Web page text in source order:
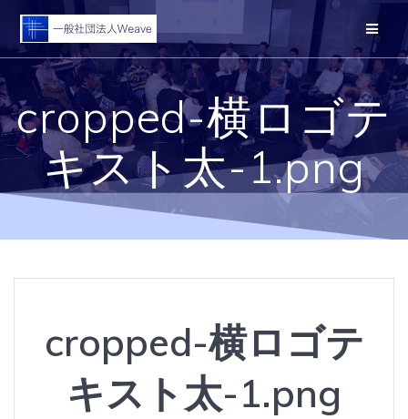
テ
ツ
へ
ス
キ
ッ
プ
cropped-横ロゴテ
キスト太-1.png
cropped-横ロゴテ
キスト太-1.png